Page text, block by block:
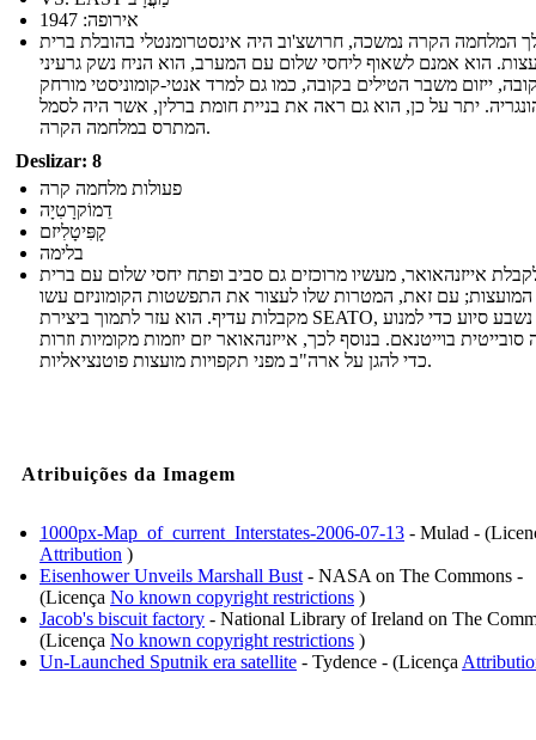
אירופה: 1947
המלחמה הקרה נמשכה, חרושצ'וב היה אינסטרומנטלי בהובלת ברית
הוא אמנם לשאוף ליחסי שלום עם המערב, הוא הניח נשק גרעיני
ייזום משבר הטילים בקובה, כמו גם למרד אנטי-קומוניסטי מורחק
יתר על כן, הוא גם ראה את בניית חומת ברלין, אשר היה לסמל
המתרס במלחמה הקרה.
Deslizar: 8
פעולות מלחמה קרה
דֵמוֹקרָטִיָה
קָפִּיטָלִיזם
בלימה
אייזנהאואר, מעשיו מרוכזים גם סביב ופתח יחסי שלום עם ברית
המועצות; עם זאת, המטרות שלו לעצור את התפשטות הקומוניזם עשו
מקבלות עדיף. הוא עזר לתמוך ביצירת SEATO, אשר נשבע סיוע כדי למנוע
בוייטנאם. בנוסף לכך, אייזנהאואר יזם יוזמות מקומיות וזרות
כדי להגן על ארה"ב מפני תקפויות מועצות פוטנציאליות.
Atribuições da Imagem
1000px-Map_of_current_Interstates-2006-07-13 - Mulad -
Attribution )
Eisenhower Unveils Marshall Bust - NASA on The Commons -
(Licença No known copyright restrictions )
Jacob's biscuit factory - National Library of Ireland on The
(Licença No known copyright restrictions )
Un-Launched Sputnik era satellite - Tydence - (Licença